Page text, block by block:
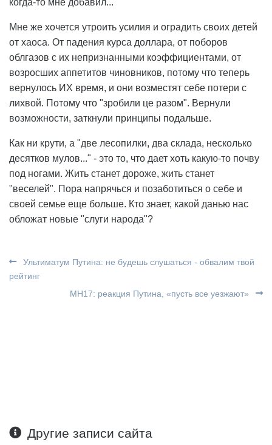
Мне же хочется утроить усилия и оградить своих детей
от хаоса. От падения курса доллара, от поборов
облгазов с их непризнанными коэффициентами, от
возросших аппетитов чиновников, потому что теперь
вернулось ИХ время, и они возместят себе потери с
лихвой. Потому что "зробили це разом". Вернули
возможности, заткнули принципы подальше.
Как ни крути, а "две лесопилки, два склада, несколько
десятков мулов..." - это то, что дает хоть какую-то почву
под ногами. Жить станет дороже, жить станет
"веселей". Пора напрячься и позаботиться о себе и
своей семье еще больше. Кто знает, какой данью нас
обложат новые "слуги народа"?
Ультиматум Путина: не будешь слушаться - обвалим твой
рейтинг
МН17: реакция Путина, «пусть все уезжают»
Другие записи сайта